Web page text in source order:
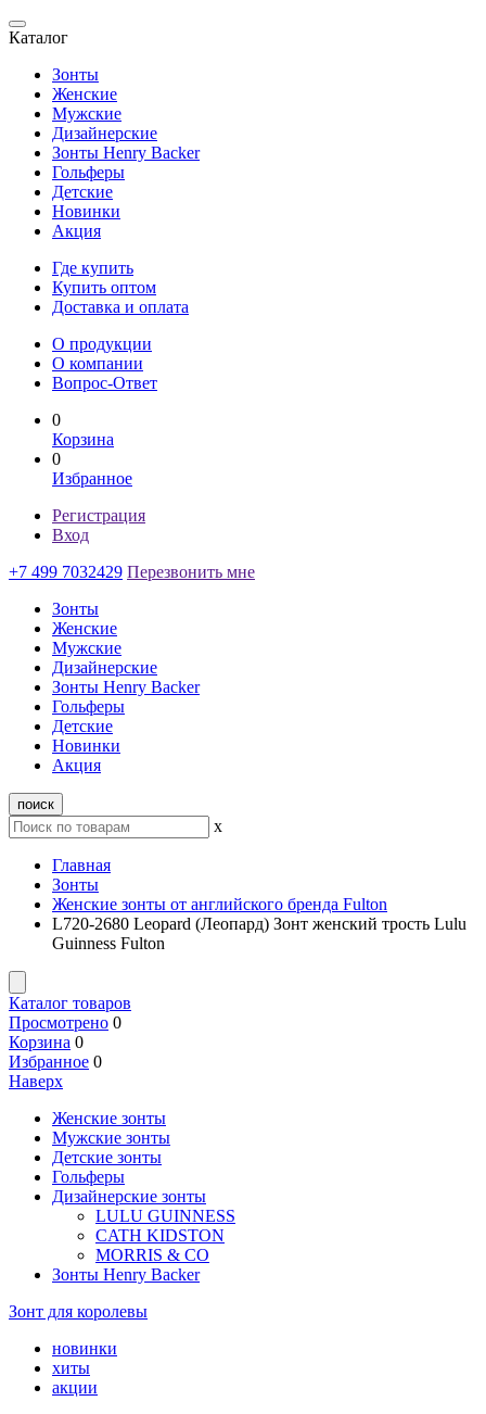
Каталог
Зонты
Женские
Мужские
Дизайнерские
Зонты Henry Backer
Гольферы
Детские
Новинки
Акция
Где купить
Купить оптом
Доставка и оплата
О продукции
О компании
Вопрос-Ответ
0
Корзина
0
Избранное
Регистрация
Вход
+7 499 7032429 Перезвонить мне
Зонты
Женские
Мужские
Дизайнерские
Зонты Henry Backer
Гольферы
Детские
Новинки
Акция
поиск
x
Главная
Зонты
Женские зонты от английского бренда Fulton
L720-2680 Leopard (Леопард) Зонт женский трость Lulu
Guinness Fulton
Каталог товаров
Просмотрено 0
Корзина 0
Избранное 0
Наверх
Женские зонты
Мужские зонты
Детские зонты
Гольферы
Дизайнерские зонты
LULU GUINNESS
CATH KIDSTON
MORRIS & CO
Зонты Henry Backer
Зонт для королевы
новинки
хиты
акции